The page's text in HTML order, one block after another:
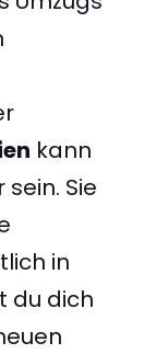
kann
Sie
in
du dich